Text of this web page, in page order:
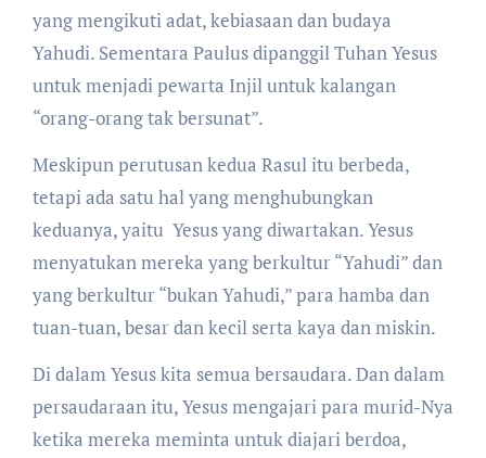
yang mengikuti adat, kebiasaan dan budaya
Yahudi. Sementara Paulus dipanggil Tuhan Yesus
untuk menjadi pewarta Injil untuk kalangan
“orang-orang tak bersunat”.
Meskipun perutusan kedua Rasul itu berbeda,
tetapi ada satu hal yang menghubungkan
keduanya, yaitu Yesus yang diwartakan. Yesus
menyatukan mereka yang berkultur “Yahudi” dan
yang berkultur “bukan Yahudi,” para hamba dan
tuan-tuan, besar dan kecil serta kaya dan miskin.
Di dalam Yesus kita semua bersaudara. Dan dalam
persaudaraan itu, Yesus mengajari para murid-Nya
ketika mereka meminta untuk diajari berdoa,